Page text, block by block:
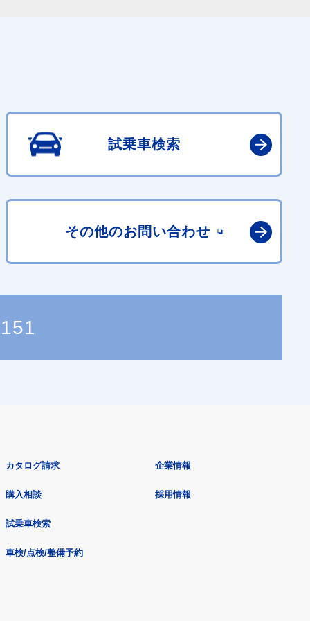
試乗車検索
その他のお問い合わせ
カタログ請求
購入相談
試乗車検索
車検/点検/整備予約
企業情報
採用情報